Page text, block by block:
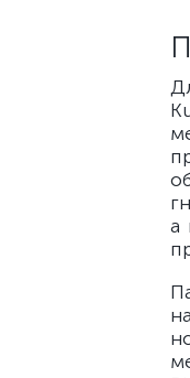
а